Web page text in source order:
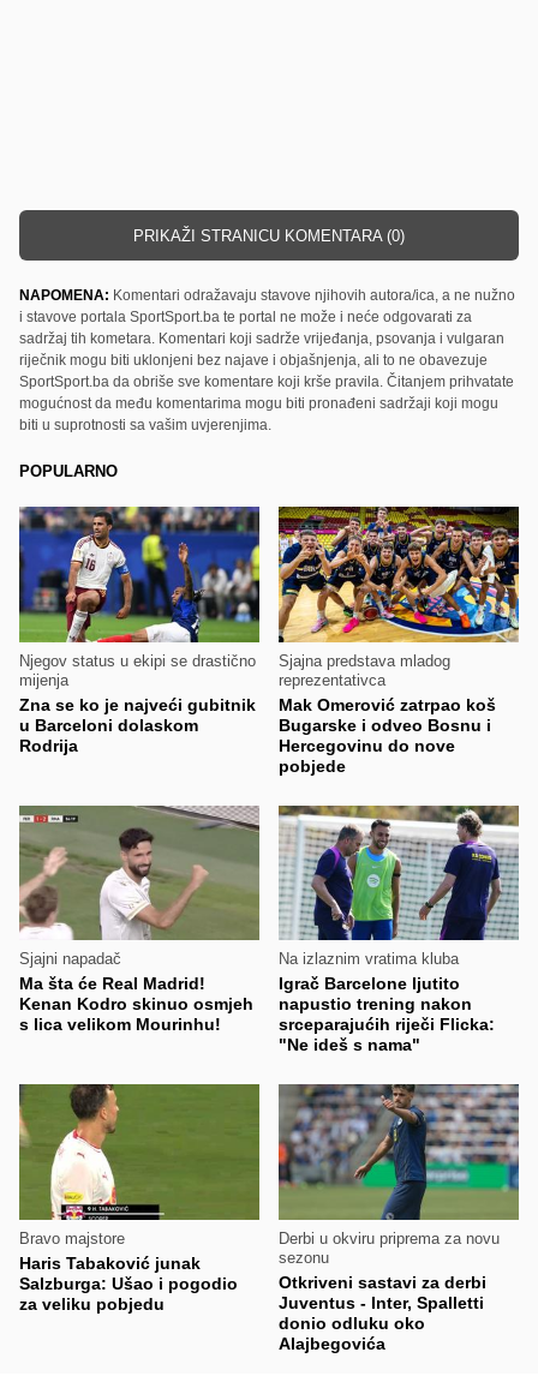
PRIKAŽI STRANICU KOMENTARA (0)
NAPOMENA: Komentari odražavaju stavove njihovih autora/ica, a ne nužno
i stavove portala SportSport.ba te portal ne može i neće odgovarati za
sadržaj tih kometara. Komentari koji sadrže vrijeđanja, psovanja i vulgaran
riječnik mogu biti uklonjeni bez najave i objašnjenja, ali to ne obavezuje
SportSport.ba da obriše sve komentare koji krše pravila. Čitanjem prihvatate
mogućnost da među komentarima mogu biti pronađeni sadržaji koji mogu
biti u suprotnosti sa vašim uvjerenjima.
POPULARNO
Njegov status u ekipi se drastično
mijenja
Zna se ko je najveći gubitnik
u Barceloni dolaskom
Rodrija
Sjajna predstava mladog
reprezentativca
Mak Omerović zatrpao koš
Bugarske i odveo Bosnu i
Hercegovinu do nove
pobjede
Sjajni napadač
Ma šta će Real Madrid!
Kenan Kodro skinuo osmjeh
s lica velikom Mourinhu!
Na izlaznim vratima kluba
Igrač Barcelone ljutito
napustio trening nakon
srceparajućih riječi Flicka:
"Ne ideš s nama"
Bravo majstore
Haris Tabaković junak
Salzburga: Ušao i pogodio
za veliku pobjedu
Derbi u okviru priprema za novu
sezonu
Otkriveni sastavi za derbi
Juventus - Inter, Spalletti
donio odluku oko
Alajbegovića